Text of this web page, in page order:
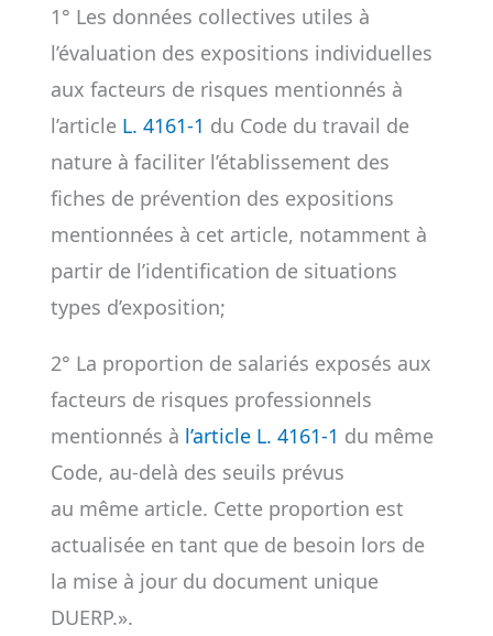
1° Les données collectives utiles à
l’évaluation des expositions individuelles
aux facteurs de risques mentionnés à
l’articleL. 4161-1 du Code du travail de
nature à faciliter l’établissement des
fiches de prévention des expositions
mentionnées à cet article, notamment à
partir de l’identification de situations
types d’exposition;
2° La proportion de salariés exposés aux
facteurs de risques professionnels
mentionnés à l’article L. 4161-1 du même
Code, au-delà des seuils prévus
au même article. Cette proportion est
actualisée en tant que de besoin lors de
la mise à jour du document unique
DUERP.».